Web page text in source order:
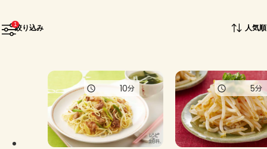
トーク
よくあるお問い合わせ
お買い物
1絞り込み 人気順
10分 5分